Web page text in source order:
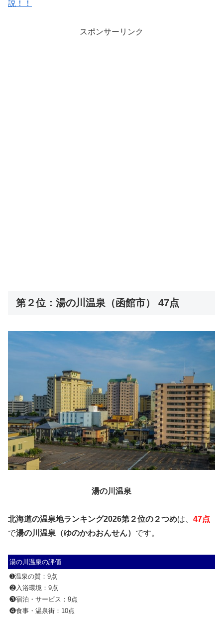
説！！
スポンサーリンク
第２位：湯の川温泉（函館市） 47点
湯の川温泉
北海道の温泉地ランキング2026第２位の２つめは、 47点
で湯の川温泉（ゆのかわおんせん） です。
湯の川温泉の評価
➊温泉の質：9点
❷入浴環境：9点
❸宿泊・サービス：9点
❹食事・温泉街：10点